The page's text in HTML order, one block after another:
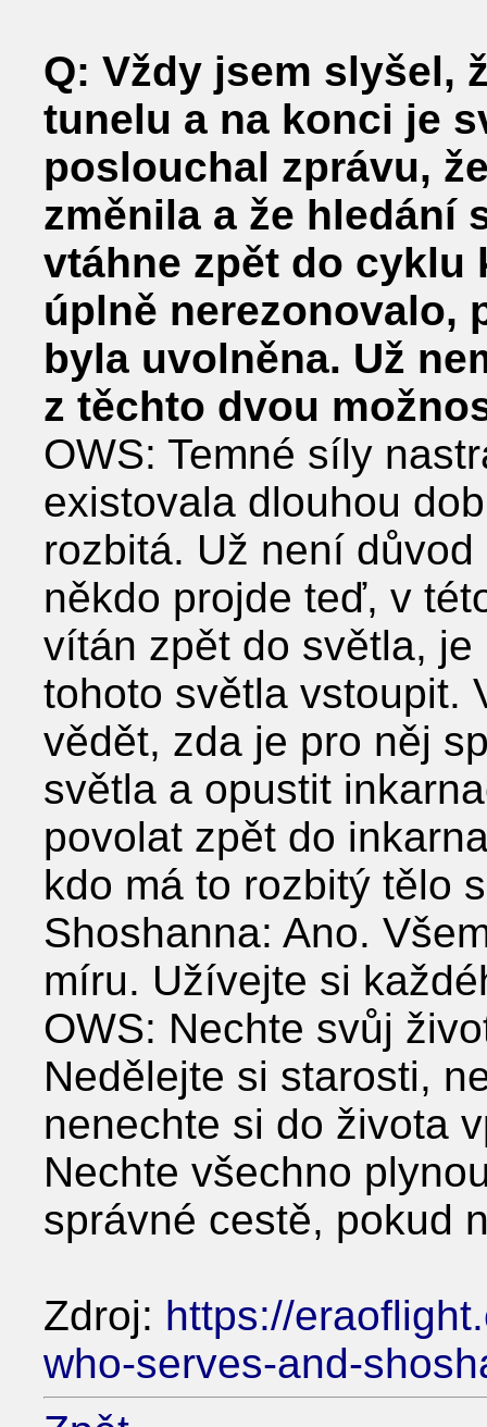
Q: Vždy jsem slyšel,
tunelu a na konci je
poslouchal zprávu,
změnila a že hledání
vtáhne zpět do cyklu
úplně nerezonovalo,
byla uvolněna. Už
z těchto dvou
OWS: Temné síly
existovala dlouhou
rozbitá. Už není
někdo projde teď, v
vítán zpět do světla,
tohoto světla vstoupit.
vědět, zda je pro něj
světla a opustit
povolat zpět do
kdo má to rozbitý tělo
Shoshanna: Ano.
míru. Užívejte si
OWS: Nechte svůj
Nedělejte si starosti,
nenechte si do života
Nechte všechno
správné cestě, pokud
Zdroj: https://
who-serves-and-